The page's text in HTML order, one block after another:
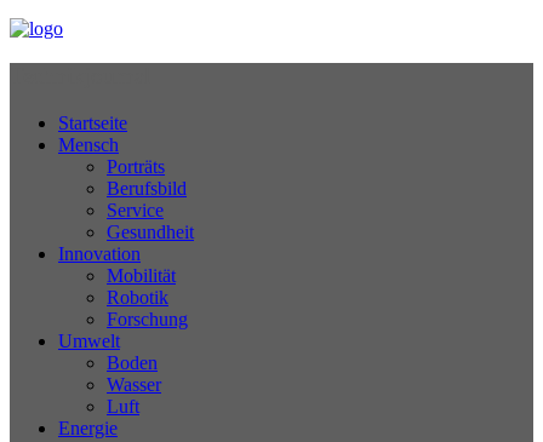
Startseite
Mensch
Porträts
Berufsbild
Service
Gesundheit
Innovation
Mobilität
Robotik
Forschung
Umwelt
Boden
Wasser
Luft
Energie